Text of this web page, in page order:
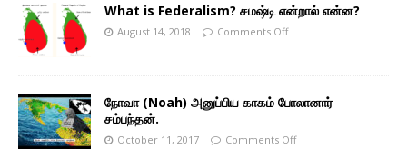
What is Federalism? சமஷ்டி என்றால் என்ன?
August 14, 2018 Comments Off
நோவா (Noah) அனுப்பிய காகம் போலானார்
சம்பந்தன்.
October 11, 2017 Comments Off